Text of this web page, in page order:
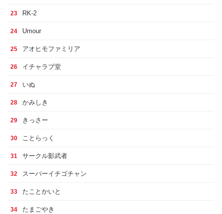
23 RK-2
24 Umour
25 アオヒモファミリア
26 イチャラブ堂
27 いぬ
28 かみしき
29 きっさー
30 ことらっく
31 サークル影武者
32 スーパーイチゴチャン
33 たことかいと
34 たまごやき